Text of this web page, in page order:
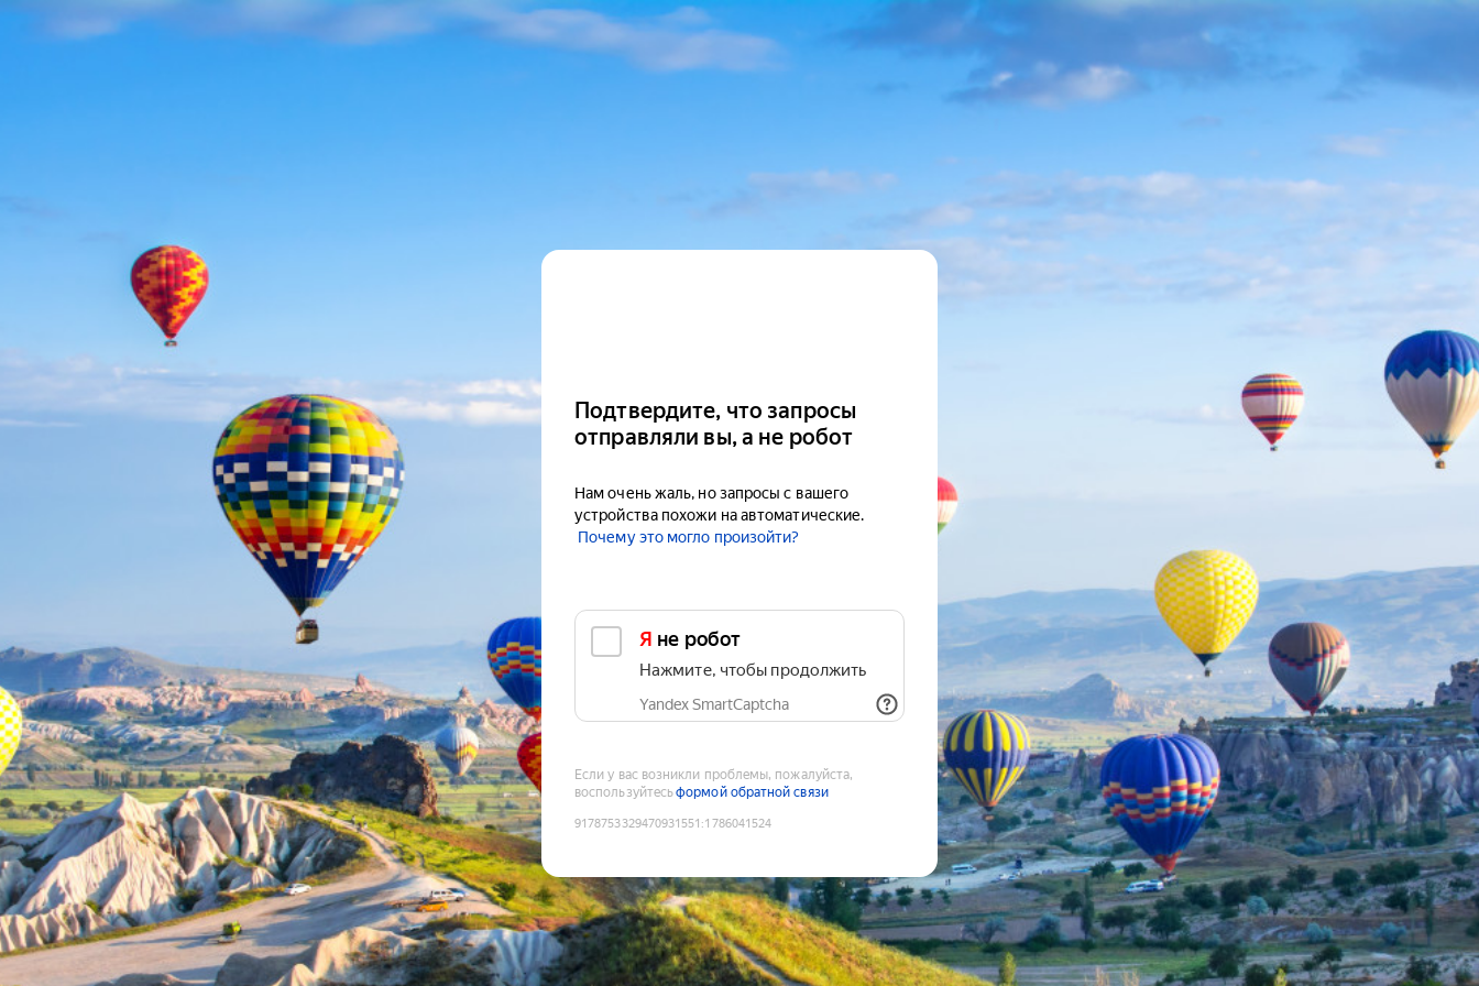
Подтвердите, что запросы
отправляли вы, а не робот
Нам очень жаль, но запросы с вашего
устройства похожи на автоматические.
Почему это могло произойти?
Я не робот
Нажмите, чтобы продолжить
Yandex SmartCaptcha
Если у вас возникли проблемы, пожалуйста,
воспользуйтесьформой обратной связи
9178753329470931551 :1786041524